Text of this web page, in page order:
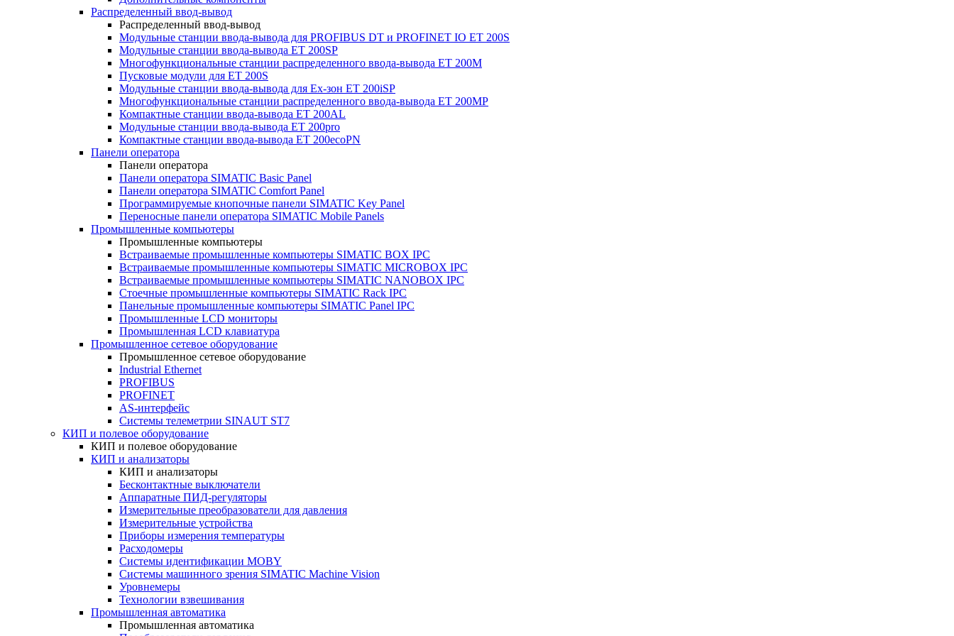
Распределенный ввод-вывод
Распределенный ввод-вывод
Модульные станции ввода-вывода для PROFIBUS DT и PROFINET IO ET 200S
Модульные станции ввода-вывода ET 200SP
Многофункциональные станции распределенного ввода-вывода ET 200M
Пусковые модули для ET 200S
Модульные станции ввода-вывода для Ex-зон ET 200iSP
Многофункциональные станции распределенного ввода-вывода ET 200MP
Компактные станции ввода-вывода ET 200AL
Модульные станции ввода-вывода ET 200pro
Компактные станции ввода-вывода ET 200ecoPN
Панели оператора
Панели оператора
Панели оператора SIMATIC Basic Panel
Панели оператора SIMATIC Comfort Panel
Программируемые кнопочные панели SIMATIC Key Panel
Переносные панели оператора SIMATIC Mobile Panels
Промышленные компьютеры
Промышленные компьютеры
Встраиваемые промышленные компьютеры SIMATIC BOX IPC
Встраиваемые промышленные компьютеры SIMATIC MICROBOX IPC
Встраиваемые промышленные компьютеры SIMATIC NANOBOX IPC
Стоечные промышленные компьютеры SIMATIC Rack IPC
Панельные промышленные компьютеры SIMATIC Panel IPC
Промышленные LCD мониторы
Промышленная LCD клавиатура
Промышленное сетевое оборудование
Промышленное сетевое оборудование
Industrial Ethernet
PROFIBUS
PROFINET
AS-интерфейс
Системы телеметрии SINAUT ST7
КИП и полевое оборудование
КИП и полевое оборудование
КИП и анализаторы
КИП и анализаторы
Бесконтактные выключатели
Аппаратные ПИД-регуляторы
Измерительные преобразователи для давления
Измерительные устройства
Приборы измерения температуры
Расходомеры
Системы идентификации MOBY
Системы машинного зрения SIMATIC Machine Vision
Уровнемеры
Технологии взвешивания
Промышленная автоматика
Промышленная автоматика